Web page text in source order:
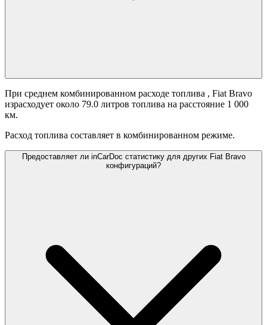
При среднем комбинированном расходе топлива , Fiat Bravo
израсходует около 79.0 литров топлива на расстояние 1 000
км.
Расход топлива составляет в комбинированном режиме.
Предоставляет ли inCarDoc статистику для других Fiat Bravo
конфигураций?